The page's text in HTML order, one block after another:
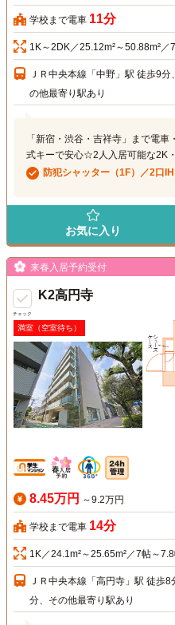
学校まで電車 11分
1K～2DK／25.12m²～50.88m²／
ＪＲ中央本線「中野」駅 徒歩9
の他最寄り駅あり
「新宿・渋谷・吉祥寺」まで電
式キーで安心☆2人入居可能な2K
防犯シャッター（1F）／2口
お気に入り
チェック
来春入居予約受付
K2高円寺
満室（空室待ち）
8.45万円 ～9.2万円
学校まで電車 14分
1K／24.1m²～25.65m²／7帖～
ＪＲ中央本線「高円寺」駅 徒歩
分、その他最寄り駅あり